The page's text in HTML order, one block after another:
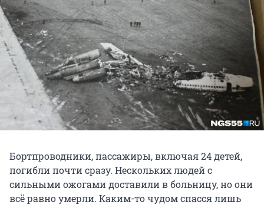
Бортпроводники, пассажиры, включая 24 детей,
погибли почти сразу. Нескольких людей с
сильными ожогами доставили в больницу, но они
всё равно умерли. Каким-то чудом спасся лишь